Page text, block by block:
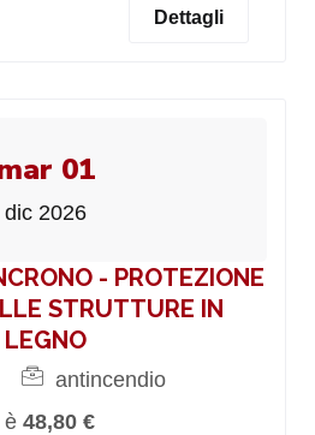
Dettagli
01
dic 2026
- PROTEZIONE
STRUTTURE IN
LEGNO
antincendio
è 48,80 €